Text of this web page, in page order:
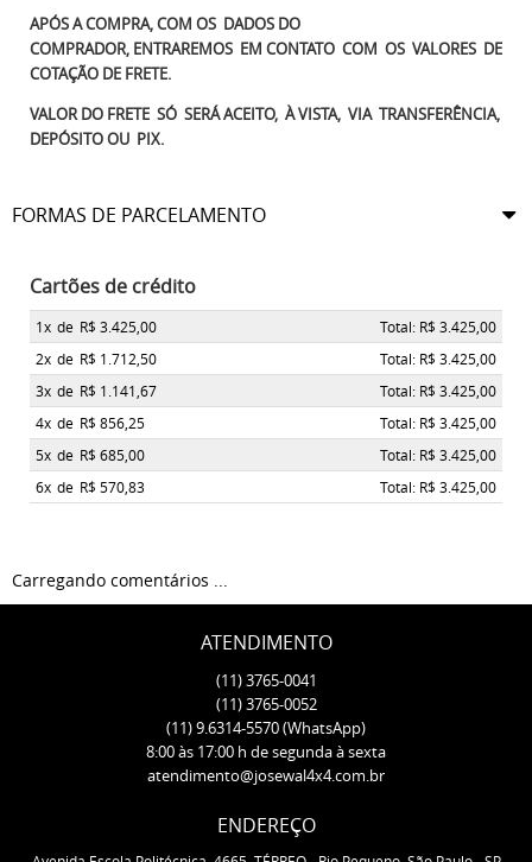
APÓS A COMPRA, COM OS DADOS DO
COMPRADOR, ENTRAREMOS EM CONTATO COM OS VALORES DE
COTAÇÃO DE FRETE.
VALOR DO FRETE SÓ SERÁ ACEITO, À VISTA, VIA TRANSFERÊNCIA,
DEPÓSITO OU PIX.
FORMAS DE PARCELAMENTO
Cartões de crédito
1x de R$ 3.425,00
Total: R$ 3.425,00
2x de R$ 1.712,50
Total: R$ 3.425,00
3x de R$ 1.141,67
Total: R$ 3.425,00
4x de R$ 856,25
Total: R$ 3.425,00
5x de R$ 685,00
Total: R$ 3.425,00
6x de R$ 570,83 Total: R$ 3.425,00
Carregando comentários ...
ATENDIMENTO
(11)3765-0041
(11)3765-0052
(11)9.6314-5570(WhatsApp)
8:00 às 17:00 h de segunda à sexta
atendimento@josewal4x4.com.br
ENDEREÇO